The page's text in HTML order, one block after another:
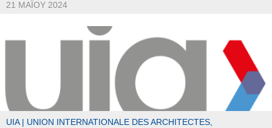
21 ΜΑΪ́ΟΥ 2024
UIA | UNION INTERNATIONALE DES ARCHITECTES,